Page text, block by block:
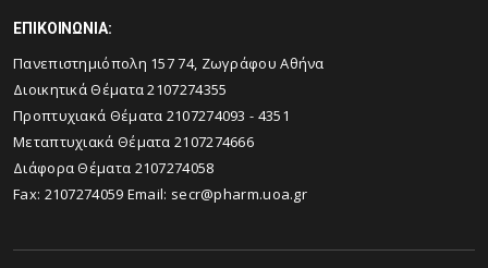
ΕΠΙΚΟΙΝΩΝΙΑ:
Πανεπιστημιόπολη 157 74, Ζωγράφου Αθήνα
Διοικητικά Θέματα 2107274355
Προπτυχιακά Θέματα 2107274093 - 4351
Μεταπτυχιακά Θέματα 2107274666
Διάφορα Θέματα 2107274058
Fax: 2107274059 Email: secr@pharm.uoa.gr